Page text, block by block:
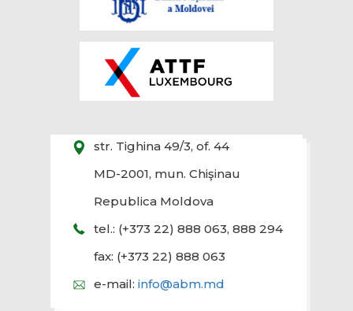
str. Tighina 49/3, of. 44
MD-2001, mun. Chişinau
Republica Moldova
tel.: (+373 22) 888 063, 888 294
fax: (+373 22) 888 063
e-mail: info@abm.md